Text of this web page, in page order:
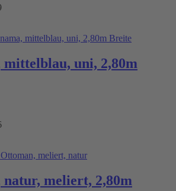
mittelblau, uni, 2,80m
natur, meliert, 2,80m